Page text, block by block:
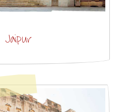
Jaipur